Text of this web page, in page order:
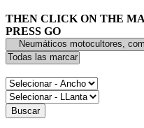
THEN CLICK ON THE
PRESS GO